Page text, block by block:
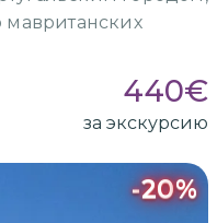
мавританских
440€
за экскурсию
-20%